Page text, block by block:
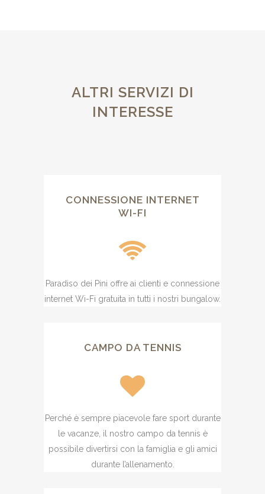
ALTRI SERVIZI DI
INTERESSE
CONNESSIONE INTERNET
WI-FI
Paradiso dei Pini offre ai clienti e connessione
internet Wi-Fi gratuita in tutti i nostri bungalow.
CAMPO DA TENNIS
Perché è sempre piacevole fare sport durante
le vacanze, il nostro campo da tennis è
possibile divertirsi con la famiglia e gli amici
durante l’allenamento.